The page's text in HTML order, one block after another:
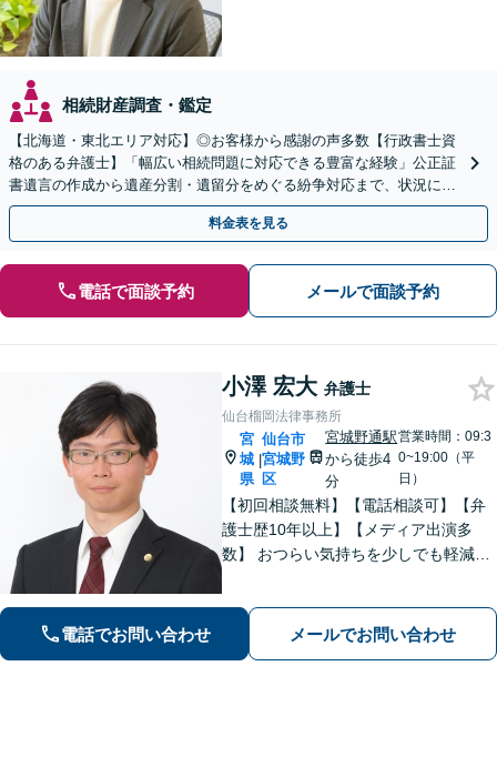
相続財産調査・鑑定
【北海道・東北エリア対応】◎お客様から感謝の声多数【行政書士資
格のある弁護士】「幅広い相続問題に対応できる豊富な経験」公正証
書遺言の作成から遺産分割・遺留分をめぐる紛争対応まで、状況に応
じた最適な方法をご提案します【夜間相談可】
料金表を見る
電話で面談予約 メールで面談予約
小澤 宏大 弁護士
仙台榴岡法律事務所
宮
城
県
|
仙台市
宮城野
区
宮城野通駅
から徒歩4
分
営業時間：09:3
0~19:00（平
日）
【初回相談無料】【電話相談可】【弁
護士歴10年以上】【メディア出演多
数】 おつらい気持ちを少しでも軽減し
用は契約前に分かりやすくご説明しま
す。一度ご相談ください【夜間・休日
電話でお問い合わせ メールでお問い合わせ